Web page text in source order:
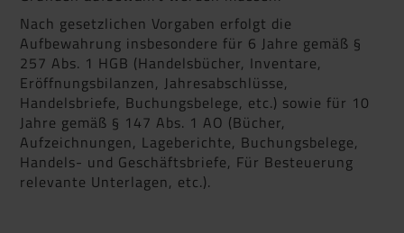
Nach gesetzlichen Vorgaben erfolgt die
Aufbewahrung insbesondere für 6 Jahre gemäß §
257 Abs. 1 HGB (Handelsbücher, Inventare,
Eröffnungsbilanzen, Jahresabschlüsse,
Handelsbriefe, Buchungsbelege, etc.) sowie für 10
Jahre gemäß § 147 Abs. 1 AO (Bücher,
Aufzeichnungen, Lageberichte, Buchungsbelege,
Handels- und Geschäftsbriefe, Für Besteuerung
relevante Unterlagen, etc.).